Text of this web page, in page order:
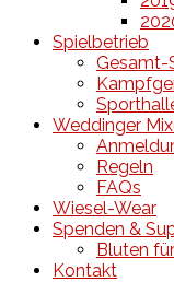
Spielbetrieb
Gesamt-
Weddinger
Regeln
FAQs
Wiesel-Wear
Spenden &
Bluten
Kontakt